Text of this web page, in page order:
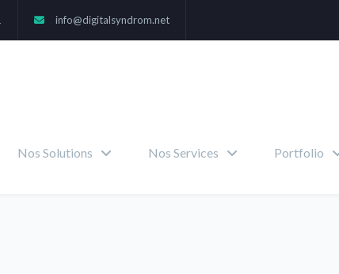
info@digitalsyndrom.net
Nos Solutions Nos Services Portfolio